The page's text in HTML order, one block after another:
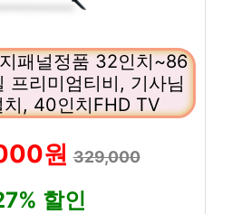
패널정품 32인치~86
프리미엄티비, 기사님
, 40인치FHD TV
원329,000
할인